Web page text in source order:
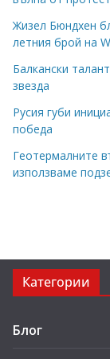
Жизел Бюндхен
летния брой на W
Балкански
звезда
Русия губи
победа
Геотермалните
използваме
Категории
Блог